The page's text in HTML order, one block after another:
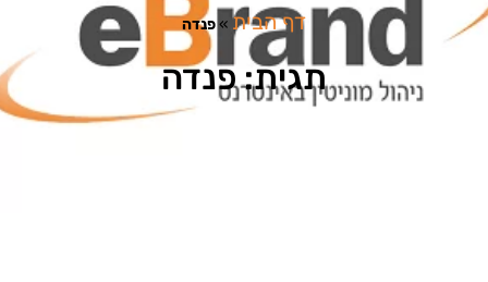
דף הבית »פנדה
תגית: פנדה